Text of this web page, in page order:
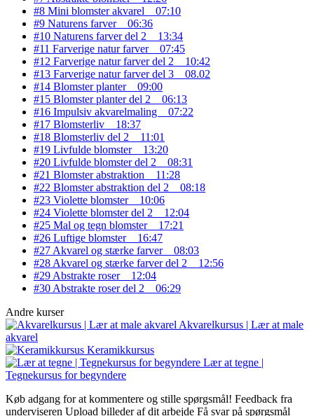
#8 Mini blomster akvarel
07:10
#9 Naturens farver
06:36
#10 Naturens farver del 2
13:34
#11 Farverige natur farver
07:45
#12 Farverige natur farver del 2
10:42
#13 Farverige natur farver del 3
08.02
#14 Blomster planter
09:00
#15 Blomster planter del 2
06:13
#16 Impulsiv akvarelmaling
07:22
#17 Blomsterliv
18:37
#18 Blomsterliv del 2
11:01
#19 Livfulde blomster
13:20
#20 Livfulde blomster del 2
08:31
#21 Blomster abstraktion
11:28
#22 Blomster abstraktion del 2
08:18
#23 Violette blomster
10:06
#24 Violette blomster del 2
12:04
#25 Mal og tegn blomster
17:21
#26 Luftige blomster
16:47
#27 Akvarel og stærke farver
08:03
#28 Akvarel og stærke farver del 2
12:56
#29 Abstrakte roser
12:04
#30 Abstrakte roser del 2
06:29
Andre kurser
Akvarelkursus | Lær at male
akvarel
Keramikkursus
Lær at tegne |
Tegnekursus for begyndere
Køb adgang for at kommentere og stille spørgsmål! Feedback fra
underviseren Upload billeder af dit arbejde Få svar på spørgsmål